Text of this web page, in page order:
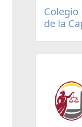
Colegio
de la